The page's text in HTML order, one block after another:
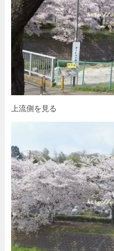
上流側を見る